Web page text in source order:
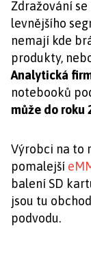
Zdražování
levnějšího
nemají kde
produkty,
Analytická
notebooků
může do roku
Výrobci na to
pomalejší
balení SD
jsou tu
podvodu.